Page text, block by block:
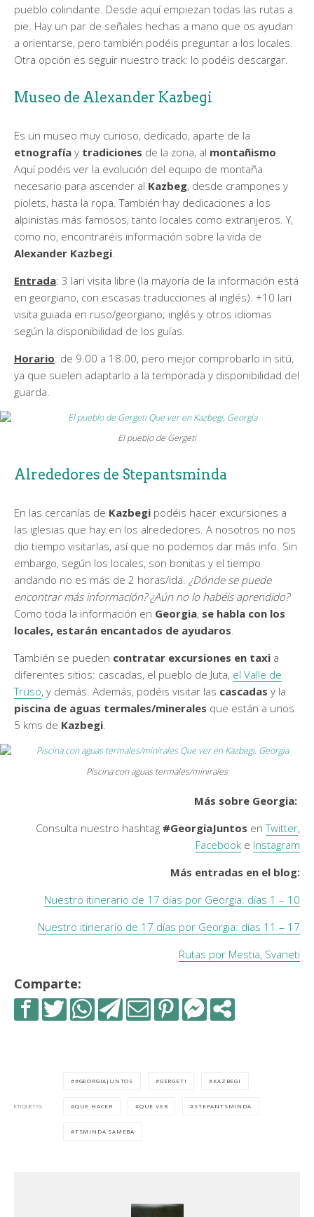
pueblo colindante. Desde aquí empiezan todas las rutas a
pie. Hay un par de señales hechas a mano que os ayudan
a orientarse, pero también podéis preguntar a los locales.
Otra opción es seguir nuestro track: lo podéis descargar.
Museo de Alexander Kazbegi
Es un museo muy curioso, dedicado, aparte de la
etnografía y tradiciones de la zona, al montañismo
Aquí podéis ver la evolución del equipo de montaña
necesario para ascender al Kazbeg, desde crampones y
piolets, hasta la ropa. También hay dedicaciones a los
alpinistas más famosos, tanto locales como extranjeros. Y,
como no, encontraréis información sobre la vida de
Alexander Kazbegi
Entrada: 3 lari visita libre (la mayoría de la información está
en georgiano, con escasas traducciones al inglés). +10 lari
visita guiada en ruso/georgiano; inglés y otros idiomas
según la disponibilidad de los guías.
Horario: de 9.00 a 18.00, pero mejor comprobarlo in sitú,
ya que suelen adaptarlo a la temporada y disponibilidad del
guarda.
El pueblo de Gergeti
Alrededores de Stepantsminda
En las cercanías de Kazbegi podéis hacer excursiones a
las iglesias que hay en los alrededores. A nosotros no nos
dio tiempo visitarlas, así que no podemos dar más info. Sin
embargo, según los locales, son bonitas y el tiempo
andando no es más de 2 horas/ida. ¿Dónde se puede
encontrar más información? ¿Aún no lo habéis aprendido?
Como toda la información en Georgia, se habla con los
locales, estarán encantados de ayudaros.
También se pueden contratar excursiones en taxi a
diferentes sitios: cascadas, el pueblo de Juta, el Valle de
Truso, y demás. Además, podéis visitar las cascadas y la
piscina de aguas termales/minerales que están a unos
5 kms de Kazbegi.
Piscina con aguas termales/minirales
Más sobre Georgia:
Consulta nuestro hashtag #GeorgiaJuntos enTwitter,
Facebook e Instagram
Más entradas en el blog:
Nuestro itinerario de 17 días por Georgia: días 1 – 10
Nuestro itinerario de 17 días por Georgia: días 11 – 17
Rutas por Mestia, Svaneti
Comparte:
ETIQUETAS
#GEORGIAJUNTOS GERGETI KAZBEGI
QUE HACER QUE VER STEPANTSMINDA
TSMINDA SAMEBA